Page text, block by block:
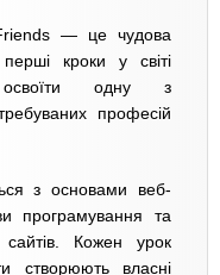
— це чудова
кроки у світі
освоїти одну з
професій
з основами веб-
програмування та
сайтів. Кожен урок
створюють власні